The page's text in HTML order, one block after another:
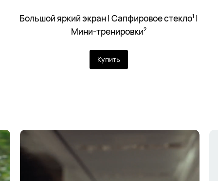
Большой яркий экран | Сапфировое стекло1 |
Мини⁠-⁠тренировки2
Купить